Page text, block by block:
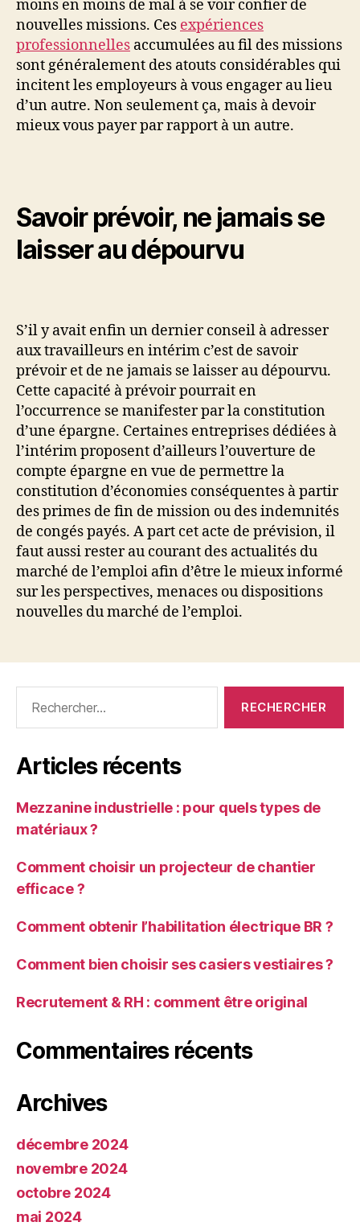
moins en moins de mal à se voir confier de
nouvelles missions. Ces expériences
professionnelles accumulées au fil des missions
sont généralement des atouts considérables qui
incitent les employeurs à vous engager au lieu
d’un autre. Non seulement ça, mais à devoir
mieux vous payer par rapport à un autre.
Savoir prévoir, ne jamais se
laisser au dépourvu
S’il y avait enfin un dernier conseil à adresser
aux travailleurs en intérim c’est de savoir
prévoir et de ne jamais se laisser au dépourvu.
Cette capacité à prévoir pourrait en
l’occurrence se manifester par la constitution
d’une épargne. Certaines entreprises dédiées à
l’intérim proposent d’ailleurs l’ouverture de
compte épargne en vue de permettre la
constitution d’économies conséquentes à partir
des primes de fin de mission ou des indemnités
de congés payés. A part cet acte de prévision, il
faut aussi rester au courant des actualités du
marché de l’emploi afin d’être le mieux informé
sur les perspectives, menaces ou dispositions
nouvelles du marché de l’emploi.
Articles récents
Mezzanine industrielle : pour quels types de
matériaux ?
Comment choisir un projecteur de chantier
efficace ?
Comment obtenir l’habilitation électrique BR ?
Comment bien choisir ses casiers vestiaires ?
Recrutement & RH : comment être original
Commentaires récents
Archives
décembre 2024
novembre 2024
octobre 2024
mai 2024